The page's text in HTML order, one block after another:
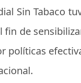
Sin Tabaco
fin de
políticas